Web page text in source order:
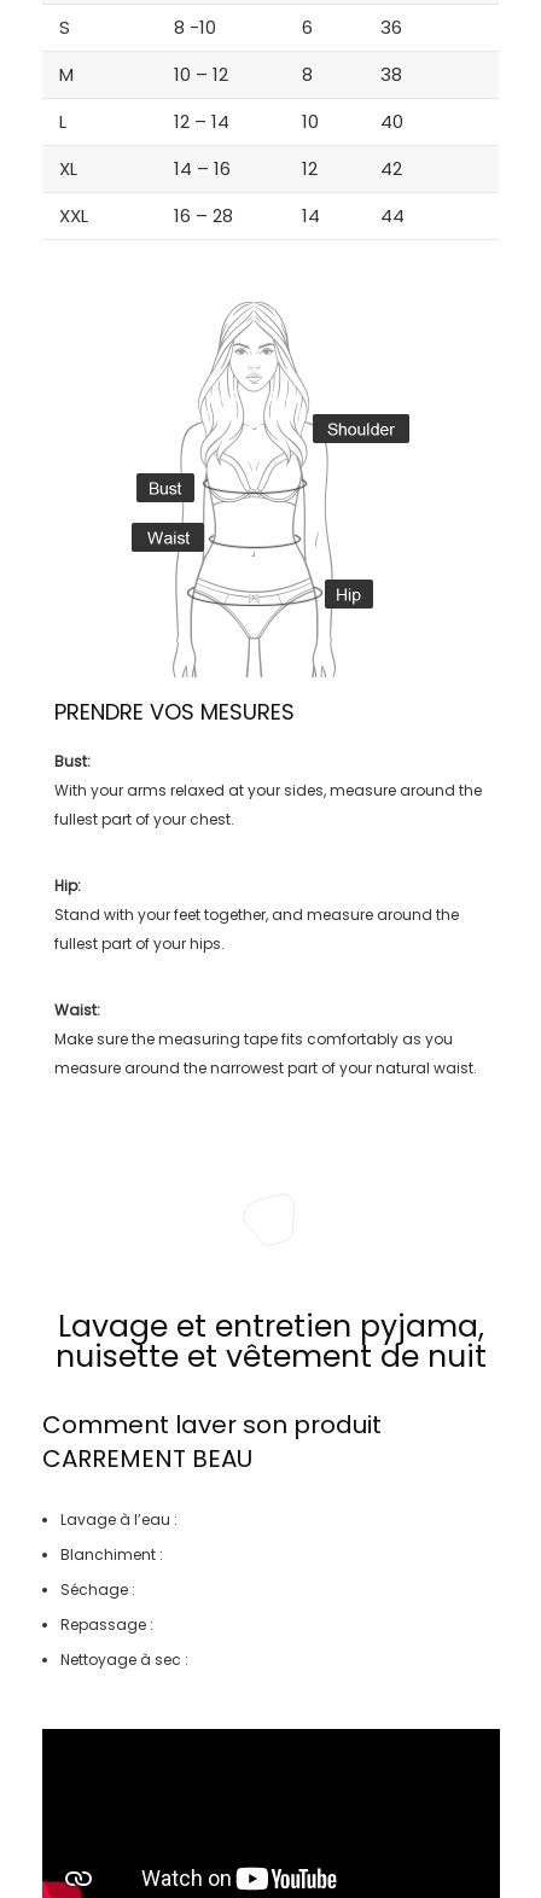
S
8 -10 6
36
M
10 – 12 8
38
L
12 – 14 10
40
XL
14 – 16 12
42
XXL
16 – 28 14 44
PRENDRE VOS MESURES
Bust:
With your arms relaxed at your sides, measure around the
fullest part of your chest.
Hip:
Stand with your feet together, and measure around the
fullest part of your hips.
Waist:
Make sure the measuring tape fits comfortably as you
measure around the narrowest part of your natural waist.
Lavage et entretien pyjama,
nuisette et vêtement de nuit
Comment laver son produit
CARREMENT BEAU
Lavage à l’eau :
Blanchiment :
Séchage :
Repassage :
Nettoyage à sec :